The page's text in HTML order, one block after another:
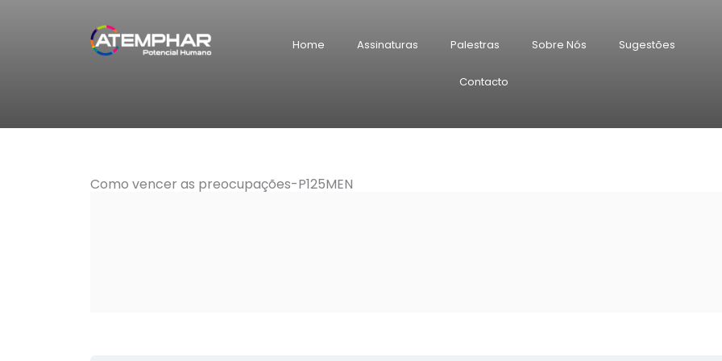
Home Assinaturas Palestras Sobre Nós Sugestões
Contacto
Como vencer as preocupações-P125MEN